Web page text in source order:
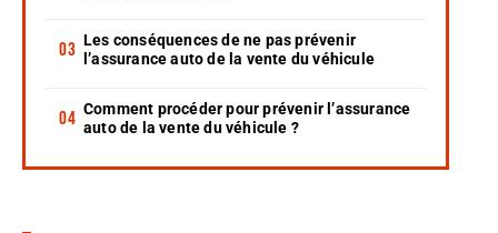
Les conséquences de ne pas prévenir
l’assurance auto de la vente du véhicule
Comment procéder pour prévenir l’assurance
auto de la vente du véhicule ?